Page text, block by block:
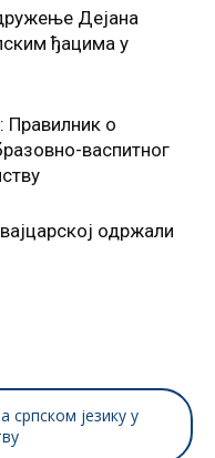
Дејана
ђацима у
Правилник о
васпитног
одржали
српском језику у